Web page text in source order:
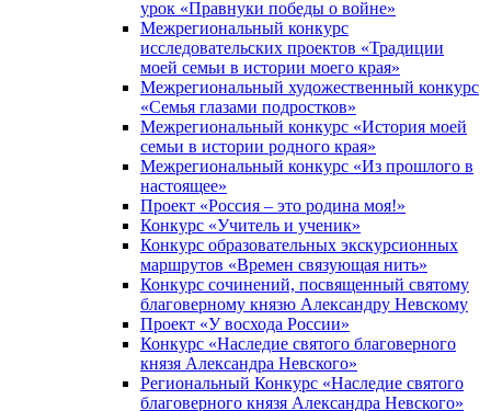
урок «Правнуки победы о войне»
Межрегиональный конкурс
исследовательских проектов «Традиции
моей семьи в истории моего края»
Межрегиональный художественный конкурс
«Семья глазами подростков»
Межрегиональный конкурс «История моей
семьи в истории родного края»
Межрегиональный конкурс «Из прошлого в
настоящее»
Проект «Россия – это родина моя!»
Конкурс «Учитель и ученик»
Конкурс образовательных экскурсионных
маршрутов «Времен связующая нить»
Конкурс сочинений, посвященный святому
благоверному князю Александру Невскому
Проект «У восхода России»
Конкурс «Наследие святого благоверного
князя Александра Невского»
Региональный Конкурс «Наследие святого
благоверного князя Александра Невского»